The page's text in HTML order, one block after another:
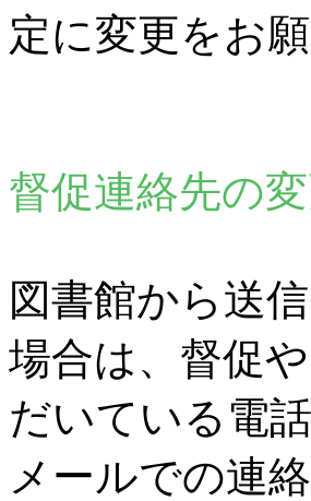
定に変更をお
督促連絡先の
図書館から送
場合は、督促
だいている電
メールでの連